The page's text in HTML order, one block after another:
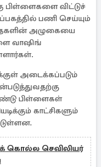
பிள்ளைகளை விட்டுச்
பணி செய்யும்
அழுகையை
வாஷிங்
அடைக்கப்படும்
பிள்ளைகள்
காட்சிகளும்
செவிலியர்